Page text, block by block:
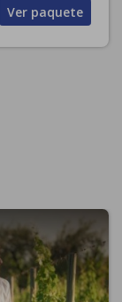
Ver paquete